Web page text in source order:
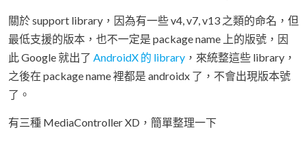
關於 support library，因為有一些 v4, v7, v13 之類的命名，但
最低支援的版本，也不一定是 package name 上的版號，因
此 Google 就出了 AndroidX 的 library ，來統整這些 library，
之後在 package name 裡都是 androidx 了，不會出現版本號
了。
有三種 MediaController XD，簡單整理一下